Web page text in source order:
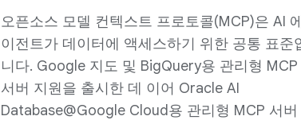
오픈소스 모델 컨텍스트 프로토콜(MCP)은 AI 에
이전트가 데이터에 액세스하기 위한 공통 표준
니다. Google 지도 및 BigQuery용 관리형 MCP
서버 지원을 출시한 데 이어 Oracle AI
Database@Google Cloud용 관리형 MCP 서버